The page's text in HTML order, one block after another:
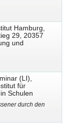
Hamburg,
29, 20357
und
(LI),
für
Schulen
durch den